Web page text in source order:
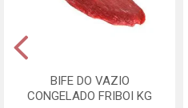
BIFE DO VAZIO
CONGELADO FRIBOI KG